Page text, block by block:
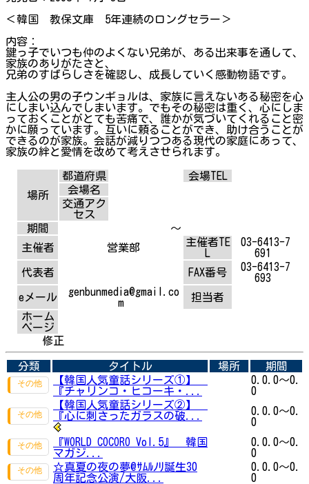
＜韓国 教保文庫 5年連続のロングセラー＞
内容：
鍵っ子でいつも仲のよくない兄弟が、ある出来事を通して、
家族のありがたさと、
兄弟のすばらしさを確認し、成長していく感動物語です。
主人公の男の子ウンギョルは、家族に言えないある秘密を心
にしまい込んでしまいます。でもその秘密は重く、心にしま
っておくことがとても苦痛で、誰かが気づいてくれること密
かに願っています。互いに頼ることができ、助け合うことが
できるのが家族。会話が減りつつある現代の家庭にあって、
家族の絆と愛情を改めて考えさせられます。
場所
都道府県
会場TEL
会場名
交通アク
セス
期間
～
主催者
営業部
主催者TE
03-6413-7
691
代表者
FAX番号
03-6413-7
693
eメール
genbunmedia@gmail.co
m
担当者
ホーム
ページ
修正
分類 タイトル 場所
期間
【韓国人気童話シリーズ①】
『チャリンコ・ヒコーキ・...
0.0.0～0.
0
【韓国人気童話シリーズ②】
『心に刺さったガラスの破...
0.0.0～0.
0
『WORLD COCORO Vol.5』 韓国
マガジ...
0.0.0～0.
0
☆真夏の夜の夢@ｻﾑﾙﾉﾘ誕生30
周年記念公演/大阪...
0.0.0～0.
0